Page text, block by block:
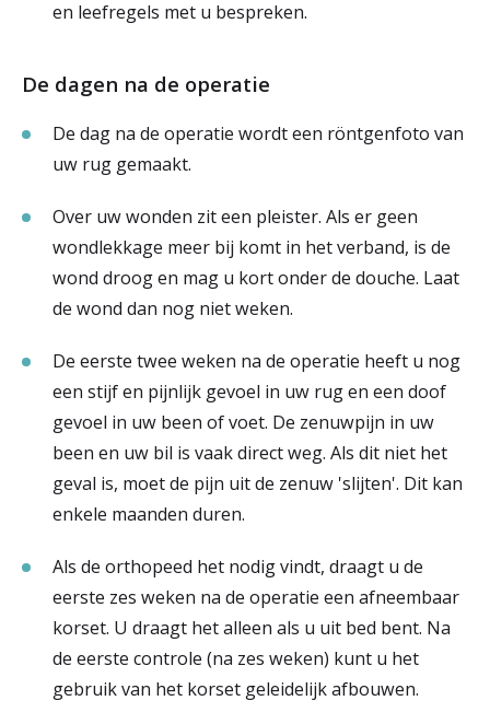
en leefregels met u bespreken.
De dagen na de operatie
De dag na de operatie wordt een röntgenfoto van
uw rug gemaakt.
Over uw wonden zit een pleister. Als er geen
wondlekkage meer bij komt in het verband, is de
wond droog en mag u kort onder de douche. Laat
de wond dan nog niet weken.
De eerste twee weken na de operatie heeft u nog
een stijf en pijnlijk gevoel in uw rug en een doof
gevoel in uw been of voet. De zenuwpijn in uw
been en uw bil is vaak direct weg. Als dit niet het
geval is, moet de pijn uit de zenuw 'slijten'. Dit kan
enkele maanden duren.
Als de orthopeed het nodig vindt, draagt u de
eerste zes weken na de operatie een afneembaar
korset. U draagt het alleen als u uit bed bent. Na
de eerste controle (na zes weken) kunt u het
gebruik van het korset geleidelijk afbouwen.